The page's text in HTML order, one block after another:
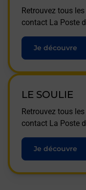
Retrouvez tous
contact La Poste
Je découvre
LE SOULIE
Retrouvez tous
contact La Poste
Je découvre